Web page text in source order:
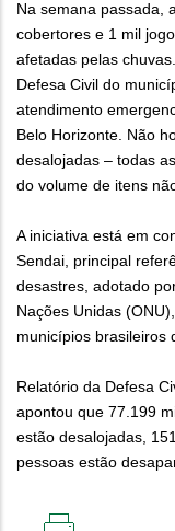
Na semana passada,
cobertores e 1 mil
afetadas pelas
Defesa Civil do
atendimento
Belo Horizonte. Não
desalojadas – todas
do volume de itens
A iniciativa está em
Sendai, principal
desastres, adotado
Nações Unidas
municípios brasileiros
Relatório da Defesa
apontou que 77.199
estão desalojadas,
pessoas estão